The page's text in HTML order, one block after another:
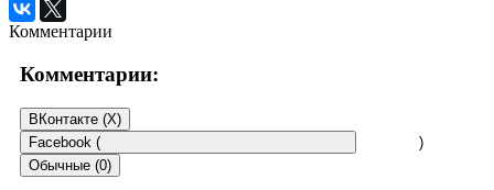
Комментарии
Комментарии:
ВКонтакте (X)
Facebook (
)
Обычные (0)